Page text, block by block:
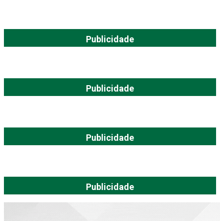
Publicidade
Publicidade
Publicidade
Publicidade